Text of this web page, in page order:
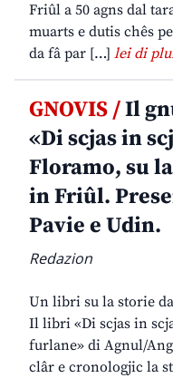
Friûl a 50 agns dal
muarts e dutis chês
da fâ par […] lei di
GNOVIS /Il
«Di scjas in
Floramo, su
in Friûl.
Pavie e Udin.
Redazion
Un libri su la storie
Il libri «Di scjas in
furlane» di Agnul/
clâr e cronologjic la